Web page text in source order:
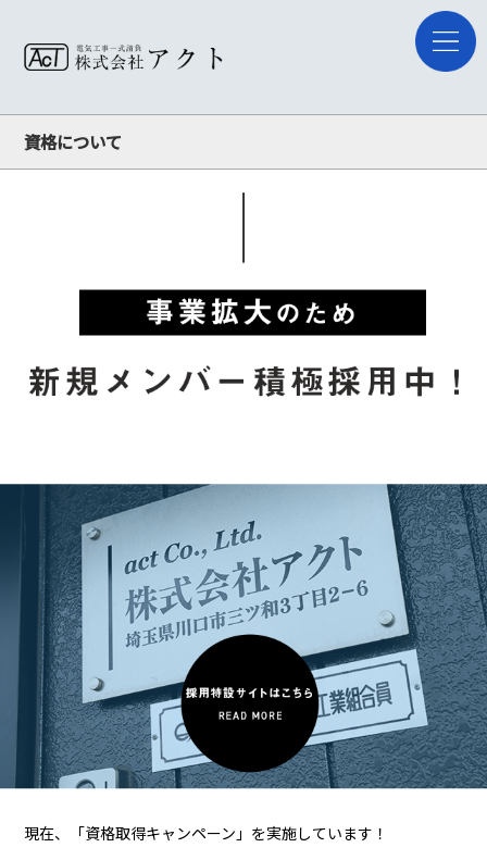
資格について
現在、「資格取得キャンペーン」を実施しています！